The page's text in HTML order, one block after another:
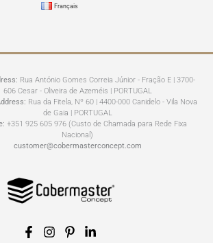
Français
Rua António Gomes Correia Júnior - Fração E | 3700-
606 Cesar - Oliveira de Azeméis | PORTUGAL
Rua da Fitela, Nº 60 | 4400-000 Canidelo - Vila Nova
de Gaia | PORTUGAL
+351 925 605 976 (Custo de Chamada para Rede Fixa
Nacional)
customer@cobermasterconcept.com